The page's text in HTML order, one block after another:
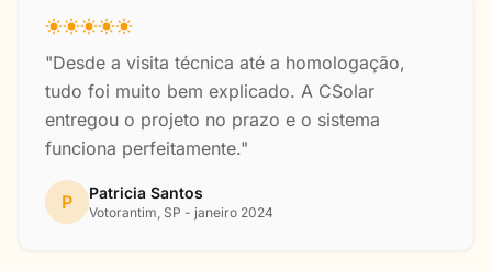
"Desde a visita técnica até a homologação,
tudo foi muito bem explicado. A CSolar
entregou o projeto no prazo e o sistema
funciona perfeitamente."
P Patricia Santos
Votorantim, SP - janeiro 2024